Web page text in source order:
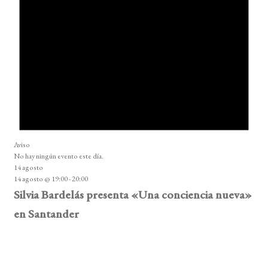
Aviso
No hay ningún evento este día.
14 agosto
14 agosto @ 19:00-20:00
Silvia Bardelás presenta «Una conciencia nueva»
en Santander